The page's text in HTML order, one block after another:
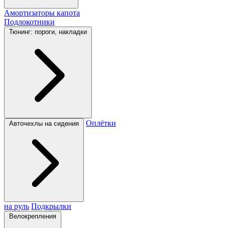
Амортизаторы капота
Подлокотники
Тюнинг: пороги, накладки
Авточехлы на сидения Оплётки
на руль Подкрылки
Велокрепления